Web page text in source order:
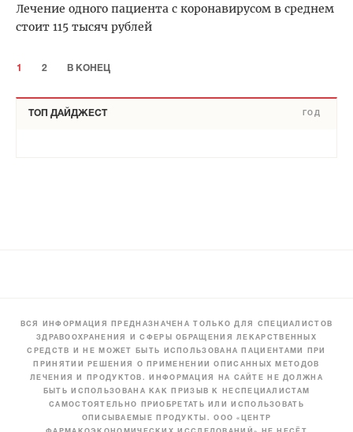
Лечение одного пациента с коронавирусом в среднем
стоит 115 тысяч рублей
1 2 В КОНЕЦ
ТОП ДАЙДЖЕСТ ГОД
ВСЯ ИНФОРМАЦИЯ ПРЕДНАЗНАЧЕНА ТОЛЬКО ДЛЯ СПЕЦИАЛИСТОВ
ЗДРАВООХРАНЕНИЯ И СФЕРЫ ОБРАЩЕНИЯ ЛЕКАРСТВЕННЫХ
СРЕДСТВ И НЕ МОЖЕТ БЫТЬ ИСПОЛЬЗОВАНА ПАЦИЕНТАМИ ПРИ
ПРИНЯТИИ РЕШЕНИЯ О ПРИМЕНЕНИИ ОПИСАННЫХ МЕТОДОВ
ЛЕЧЕНИЯ И ПРОДУКТОВ. ИНФОРМАЦИЯ НА САЙТЕ НЕ ДОЛЖНА
БЫТЬ ИСПОЛЬЗОВАНА КАК ПРИЗЫВ К НЕСПЕЦИАЛИСТАМ
САМОСТОЯТЕЛЬНО ПРИОБРЕТАТЬ ИЛИ ИСПОЛЬЗОВАТЬ
ОПИСЫВАЕМЫЕ ПРОДУКТЫ. ООО «ЦЕНТР